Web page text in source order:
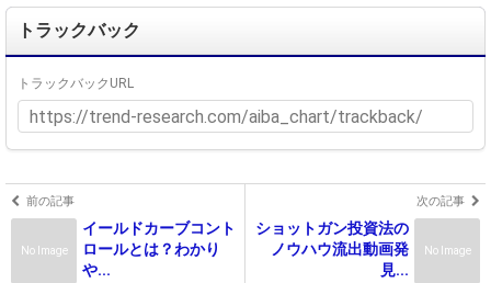
トラックバック
トラックバックURL
前の記事
No Image
イールドカーブコント
ロールとは？わかり
や...
次の記事
No Image
ショットガン投資法の
ノウハウ流出動画発
見...